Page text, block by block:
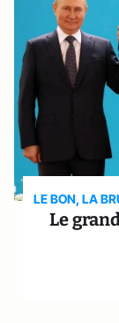
LE BON, LA
Le